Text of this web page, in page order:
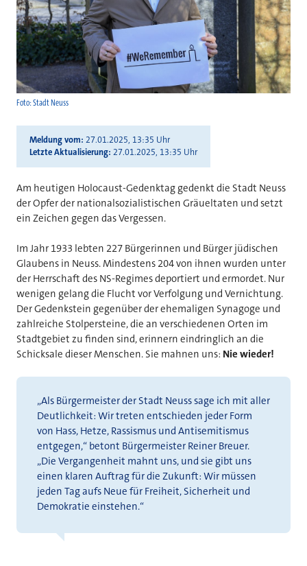
Foto: Stadt Neuss
Meldung vom 27.01.2025, 13:35 Uhr
Letzte Aktualisierung 27.01.2025, 13:35 Uhr
Am heutigen Holocaust-Gedenktag gedenkt die Stadt Neuss
der Opfer der nationalsozialistischen Gräueltaten und setzt
ein Zeichen gegen das Vergessen.
Im Jahr 1933 lebten 227 Bürgerinnen und Bürger jüdischen
Glaubens in Neuss. Mindestens 204 von ihnen wurden unter
der Herrschaft des NS-Regimes deportiert und ermordet. Nur
wenigen gelang die Flucht vor Verfolgung und Vernichtung.
Der Gedenkstein gegenüber der ehemaligen Synagoge und
zahlreiche Stolpersteine, die an verschiedenen Orten im
Stadtgebiet zu finden sind, erinnern eindringlich an die
Schicksale dieser Menschen. Sie mahnen uns: Nie wieder!
„Als Bürgermeister der Stadt Neuss sage ich mit aller
Deutlichkeit: Wir treten entschieden jeder Form
von Hass, Hetze, Rassismus und Antisemitismus
entgegen,“ betont Bürgermeister Reiner Breuer.
„Die Vergangenheit mahnt uns, und sie gibt uns
einen klaren Auftrag für die Zukunft: Wir müssen
jeden Tag aufs Neue für Freiheit, Sicherheit und
Demokratie einstehen.“